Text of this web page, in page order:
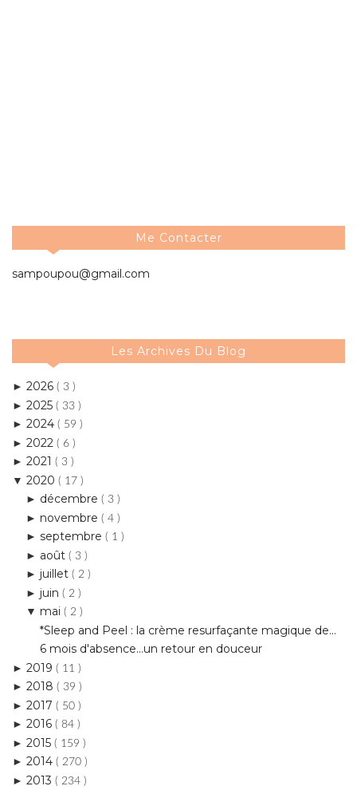
2024
► 2022 ( 6 )
► 2021 ( 3 )
▼ 2020( 17 )
►décembre
►novembre
►septembre
► août( 3 )
► juillet( 2 )
► juin( 2 )
▼ mai( 2 )
*Sleep and Peel : la crème resurfaçante magique de...
6 mois d'absence...un retour en douceur
2019( 11 )
2018( 39 )
2017 ( 50 )
► 2016 ( 84 )
► 2015 ( 159 )
► 2014 ( 270 )
► 2013 ( 234 )
► 2012( 248 )
► 2011 ( 43 )